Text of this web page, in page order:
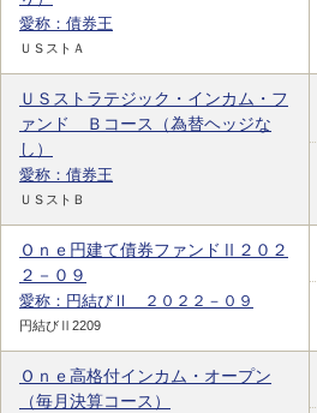
愛称：債券王
ＵＳストＡ
ＵＳストラテジック・インカム・フ
ァンド Ｂコース（為替ヘッジな
し）
愛称：債券王
ＵＳストＢ
Ｏｎｅ円建て債券ファンドⅡ２０２
２－０９
愛称：円結びⅡ ２０２２－０９
円結びⅡ2209
Ｏｎｅ高格付インカム・オープン
（毎月決算コース）